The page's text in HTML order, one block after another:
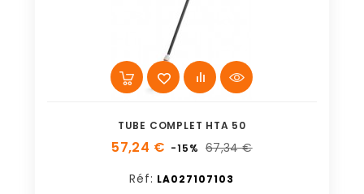
TUBE COMPLET HTA 50
57,24 € -15% 67,34 €
Réf: LA027107103